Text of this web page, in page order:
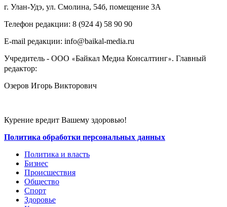
г. Улан-Удэ, ул. Смолина, 54б, помещение 3А
Телефон редакции: ‎‎8 (924 4) 58 90 90
E-mail редакции: info@baikal-media.ru
Учредитель - ООО «Байкал Медиа Консалтинг». Главный
редактор:
Озеров Игорь Викторович
Курение вредит Вашему здоровью!
Политика обработки персональных данных
Политика и власть
Бизнес
Происшествия
Общество
Cпорт
Здоровье